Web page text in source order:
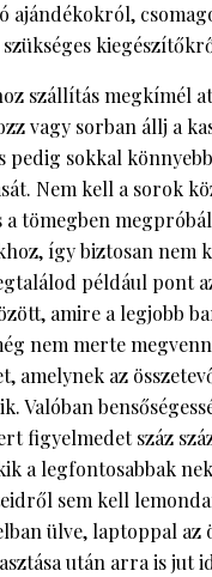
ajándékokról,
szükséges
szállítás megkímél
vagy sorban állj a
pedig sokkal
Nem kell a sorok
a tömegben
így biztosan nem
például pont
amire a legjobb
nem merte
amelynek az
Valóban
figyelmedet száz
a legfontosabbak
sem kell
ülve, laptoppal az
után arra is jut